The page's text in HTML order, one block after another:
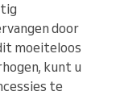
door
moeiteloos
kunt u
te